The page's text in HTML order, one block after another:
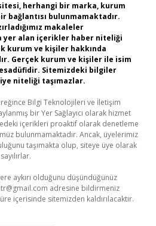
herhangi bir marka, kurum
bağlantısı bulunmamaktadır.
makaleler
yer alan içerikler haber niteliği
kurum ve kişiler hakkında
Gerçek kurum ve kişiler ile isim
Sitemizdeki bilgiler
niteliği taşımazlar.
Bilgi Teknolojileri ve İletişim
bir Yer Sağlayıcı olarak hizmet
içerikleri proaktif olarak denetleme
bulunmamaktadır. Ancak, üyelerimiz
taşımakta olup, siteye üye olarak
aykırı olduğunu düşündüğünüz
adresine bildirmeniz
içerisinde sitemizden kaldırılacaktır.